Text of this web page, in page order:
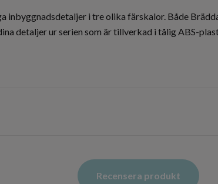
inbyggnadsdetaljer i tre olika färskalor. Både
detaljer ur serien som är tillverkad i tålig ABS-
Recensera produkt